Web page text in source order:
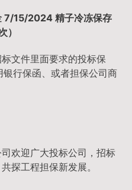
7/15/2024 精子冷冻保存
文件里面要求的投标保
行保函、或者担保公司商
欢迎广大投标公司，招标
探工程担保新发展。